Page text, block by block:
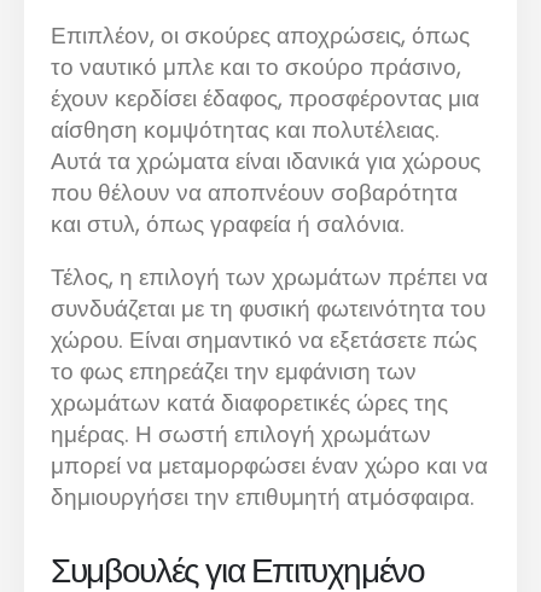
Επιπλέον, οι σκούρες αποχρώσεις, όπως
το ναυτικό μπλε και το σκούρο πράσινο,
έχουν κερδίσει έδαφος, προσφέροντας μια
αίσθηση κομψότητας και πολυτέλειας.
Αυτά τα χρώματα είναι ιδανικά για χώρους
που θέλουν να αποπνέουν σοβαρότητα
και στυλ, όπως γραφεία ή σαλόνια.
Τέλος, η επιλογή των χρωμάτων πρέπει να
συνδυάζεται με τη φυσική φωτεινότητα του
χώρου. Είναι σημαντικό να εξετάσετε πώς
το φως επηρεάζει την εμφάνιση των
χρωμάτων κατά διαφορετικές ώρες της
ημέρας. Η σωστή επιλογή χρωμάτων
μπορεί να μεταμορφώσει έναν χώρο και να
δημιουργήσει την επιθυμητή ατμόσφαιρα.
Συμβουλές για Επιτυχημένο